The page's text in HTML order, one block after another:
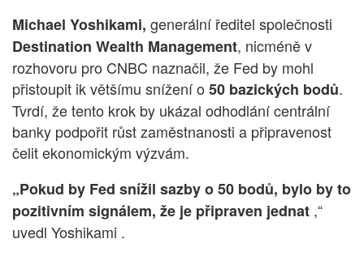
Michael Yoshikami, generální ředitel společnosti
Destination Wealth Management, nicméně v
rozhovoru pro CNBC naznačil, že Fed by mohl
přistoupit ik většímu snížení o 50 bazických bodů.
Tvrdí, že tento krok by ukázal odhodlání centrální
banky podpořit růst zaměstnanosti a připravenost
čelit ekonomickým výzvám.
„Pokud by Fed snížil sazby o 50 bodů, bylo by to
pozitivním signálem, že je připraven jednat ,“
uvedl Yoshikami .